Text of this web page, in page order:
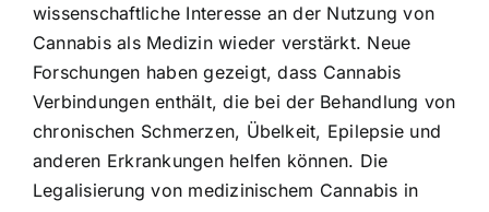
wissenschaftliche Interesse an der Nutzung von
Cannabis als Medizin wieder verstärkt. Neue
Forschungen haben gezeigt, dass Cannabis
Verbindungen enthält, die bei der Behandlung von
chronischen Schmerzen, Übelkeit, Epilepsie und
anderen Erkrankungen helfen können. Die
Legalisierung von medizinischem Cannabis in